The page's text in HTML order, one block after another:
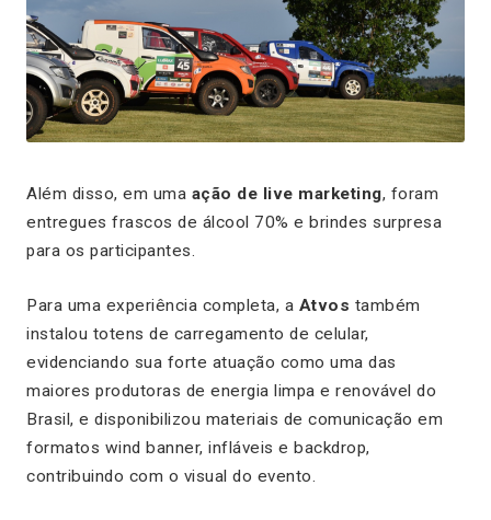
Além disso, em uma ação de live marketing, foram
entregues frascos de álcool 70% e brindes surpresa
para os participantes.
Para uma experiência completa, a Atvos também
instalou totens de carregamento de celular,
evidenciando sua forte atuação como uma das
maiores produtoras de energia limpa e renovável do
Brasil, e disponibilizou materiais de comunicação em
formatos wind banner, infláveis e backdrop,
contribuindo com o visual do evento.